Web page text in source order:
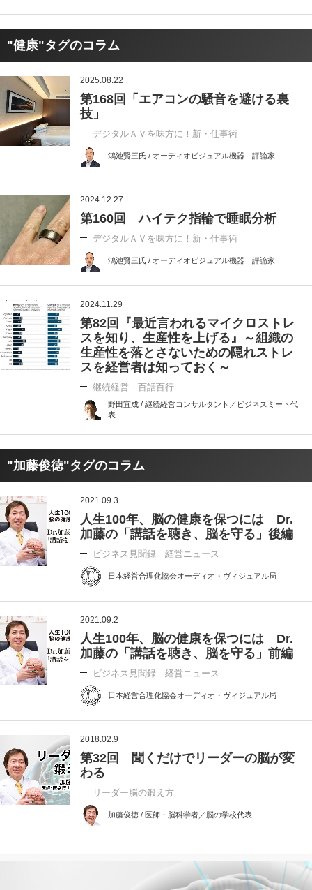
"健康"タグのコラム
2025.08.22
第168回「エアコンの騒音を避ける裏
技」
デジタルＡＶを味方に！新・仕事術
鴻池賢三氏 / オーディオビジュアル機器 評論家
2024.12.27
第160回 ハイテク指輪で睡眠分析
デジタルＡＶを味方に！新・仕事術
鴻池賢三氏 / オーディオビジュアル機器 評論家
2024.11.29
第82回『最近言われるマイクロストレ
スを知り、生産性を上げる』～組織の
生産性を落とさないための隠れストレ
スを経営者は知っておく～
継続経営 百話百行
野田宜成 / 継続経営コンサルタント／ビジネスミート代
表
"加藤俊徳"タグのコラム
2021.09.3
人生100年、脳の健康を保つには Dr.
加藤の「講話を聴き、脳を守る」後編
ビジネス見聞録 経営ニュース
日本経営合理化協会オーディオ・ヴィジュアル局
2021.09.2
人生100年、脳の健康を保つには Dr.
加藤の「講話を聴き、脳を守る」前編
ビジネス見聞録 経営ニュース
日本経営合理化協会オーディオ・ヴィジュアル局
2018.02.9
第32回 聞くだけでリーダーの脳が変
わる
リーダー脳の鍛え方
加藤俊徳 / 医師・脳科学者／脳の学校代表